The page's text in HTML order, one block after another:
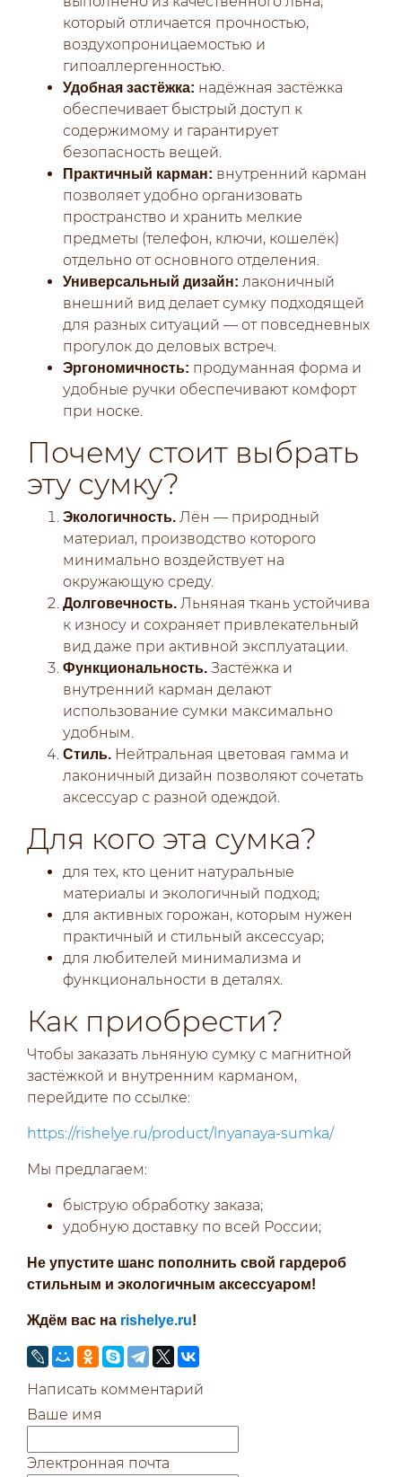
который отличается прочностью,
воздухопроницаемостью и
гипоаллергенностью.
Удобная застёжка: надёжная застёжка
обеспечивает быстрый доступ к
содержимому и гарантирует
безопасность вещей.
Практичный карман: внутренний карман
позволяет удобно организовать
пространство и хранить мелкие
предметы (телефон, ключи, кошелёк)
отдельно от основного отделения.
Универсальный дизайн: лаконичный
внешний вид делает сумку подходящей
для разных ситуаций — от повседневных
прогулок до деловых встреч.
Эргономичность: продуманная форма и
удобные ручки обеспечивают комфорт
при носке.
Почему стоит выбрать
эту сумку?
Экологичность. Лён — природный
материал, производство которого
минимально воздействует на
окружающую среду.
Долговечность. Льняная ткань устойчива
к износу и сохраняет привлекательный
вид даже при активной эксплуатации.
Функциональность. Застёжка и
внутренний карман делают
использование сумки максимально
удобным.
Стиль. Нейтральная цветовая гамма и
лаконичный дизайн позволяют сочетать
аксессуар с разной одеждой.
Для кого эта сумка?
для тех, кто ценит натуральные
материалы и экологичный подход;
для активных горожан, которым нужен
практичный и стильный аксессуар;
для любителей минимализма и
функциональности в деталях.
Как приобрести?
Чтобы заказать льняную сумку с магнитной
застёжкой и внутренним карманом,
перейдите по ссылке:
https://rishelye.ru/product/lnyanaya-sumka/
Мы предлагаем:
быструю обработку заказа;
удобную доставку по всей России;
Не упустите шанс пополнить свой гардероб
стильным и экологичным аксессуаром!
Ждём вас на rishelye.ru!
Написать комментарий
Ваше имя
Электронная почта